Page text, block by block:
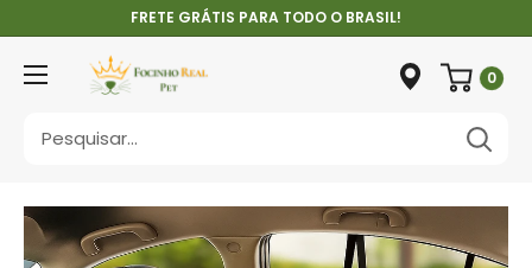
FRETE GRÁTIS PARA TODO O BRASIL!
0